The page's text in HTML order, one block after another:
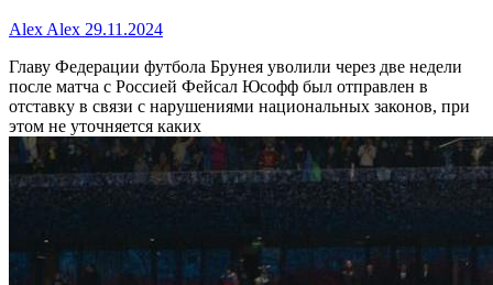
Alex Alex 29.11.2024
Главу Федерации футбола Брунея уволили через две недели
после матча с Россией Фейсал Юсофф был отправлен в
отставку в связи с нарушениями национальных законов, при
этом не уточняется каких